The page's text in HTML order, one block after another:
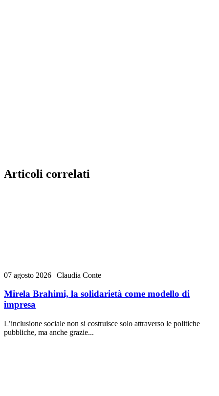
Articoli correlati
07 agosto 2026 | Claudia Conte
Mirela Brahimi, la solidarietà come modello di
impresa
L’inclusione sociale non si costruisce solo attraverso le politiche
pubbliche, ma anche grazie...